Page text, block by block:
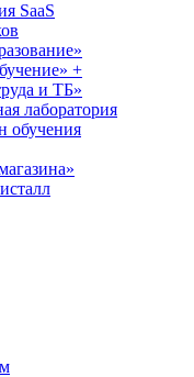
SaaS
+
и ТБ»
лаборатория
обучения